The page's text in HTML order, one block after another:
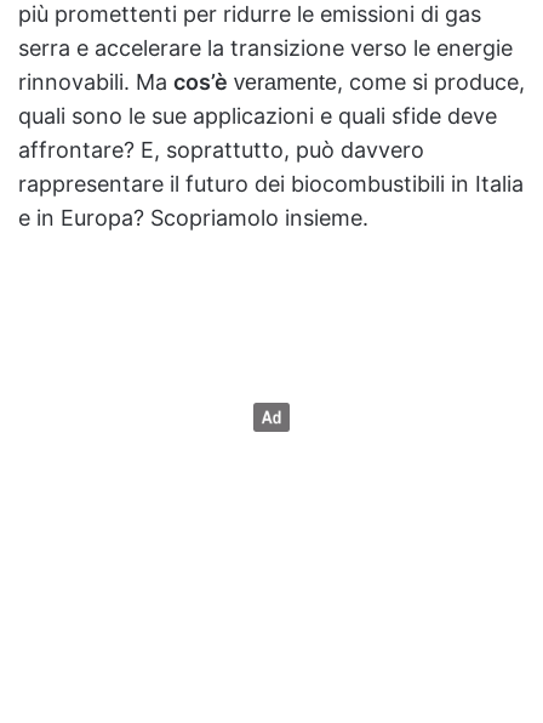
più promettenti per ridurre le emissioni di gas
serra e accelerare la transizione verso le energie
rinnovabili. Ma cos’è veramente, come si produce,
quali sono le sue applicazioni e quali sfide deve
affrontare? E, soprattutto, può davvero
rappresentare il futuro dei biocombustibili in Italia
e in Europa? Scopriamolo insieme.